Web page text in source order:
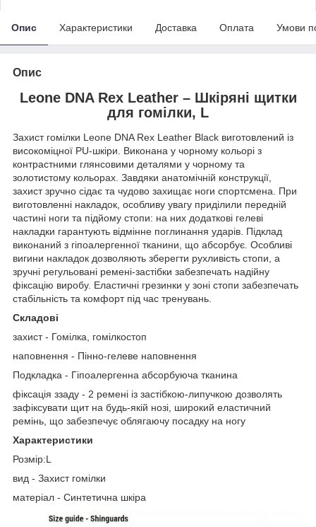
Опис Характеристики Доставка Оплата Умови
Опис
Leone DNA Rex Leather – Шкіряні щитки
для гомілки, L
Захист гомілки Leone DNA Rex Leather Black виготовлений із
високоміцної PU-шкіри. Виконана у чорному кольорі з
контрастними глянсовими деталями у чорному та
золотистому кольорах. Завдяки анатомічній конструкції,
захист зручно сідає та чудово захищає ноги спортсмена. При
виготовленні накладок, особливу увагу приділили передній
частині ноги та підйому стопи: на них додаткові гелеві
накладки гарантують відмінне поглинання ударів. Підклад
виконаний з гіпоалергенної тканини, що абсорбує. Особливі
вигини накладок дозволяють зберегти рухливість стопи, а
зручні регульовані ремені-застібки забезпечать надійну
фіксацію виробу. Еластичні грезинки у зоні стопи забезпечать
стабільність та комфорт під час тренувань.
Складові
захист - Гомілка, гомілкостоп
наповнення - Пінно-гелеве наповнення
Подкладка - Гіпоалергенна абсорбуюча тканина
фіксація ззаду - 2 ремені із застібкою-липучкою дозволять
зафіксувати щит на будь-якій нозі, широкий еластичний
ремінь, що забезпечує облягаючу посадку на ногу
Характеристики
Розмір:L
вид - Захист гомілки
матеріал - Синтетична шкіра